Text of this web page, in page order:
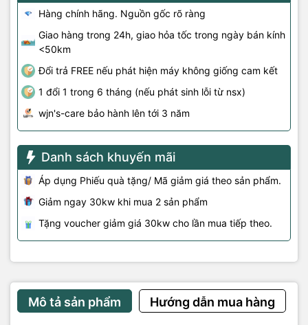
Hàng chính hãng. Nguồn gốc rõ ràng
Giao hàng trong 24h, giao hỏa tốc trong ngày bán kính
<50km
Đổi trả FREE nếu phát hiện máy không giống cam kết
1 đổi 1 trong 6 tháng (nếu phát sinh lỗi từ nsx)
wjn's-care bảo hành lên tới 3 năm
Danh sách khuyến mãi
Áp dụng Phiếu quà tặng/ Mã giảm giá theo sản phẩm.
Giảm ngay 30kw khi mua 2 sản phẩm
Tặng voucher giảm giá 30kw cho lần mua tiếp theo.
Mô tả sản phẩm Hướng dẫn mua hàng